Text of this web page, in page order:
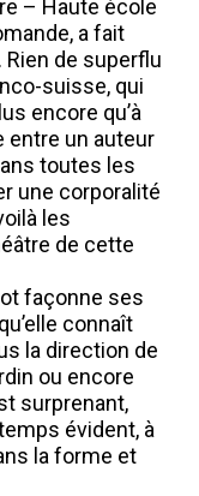
– Haute école
a fait
Rien de superflu
suisse, qui
encore qu’à
entre un auteur
toutes les
une corporalité
les
de cette
façonne ses
connaît
la direction de
ou encore
surprenant,
évident, à
la forme et